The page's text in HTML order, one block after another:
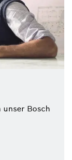
Bosch